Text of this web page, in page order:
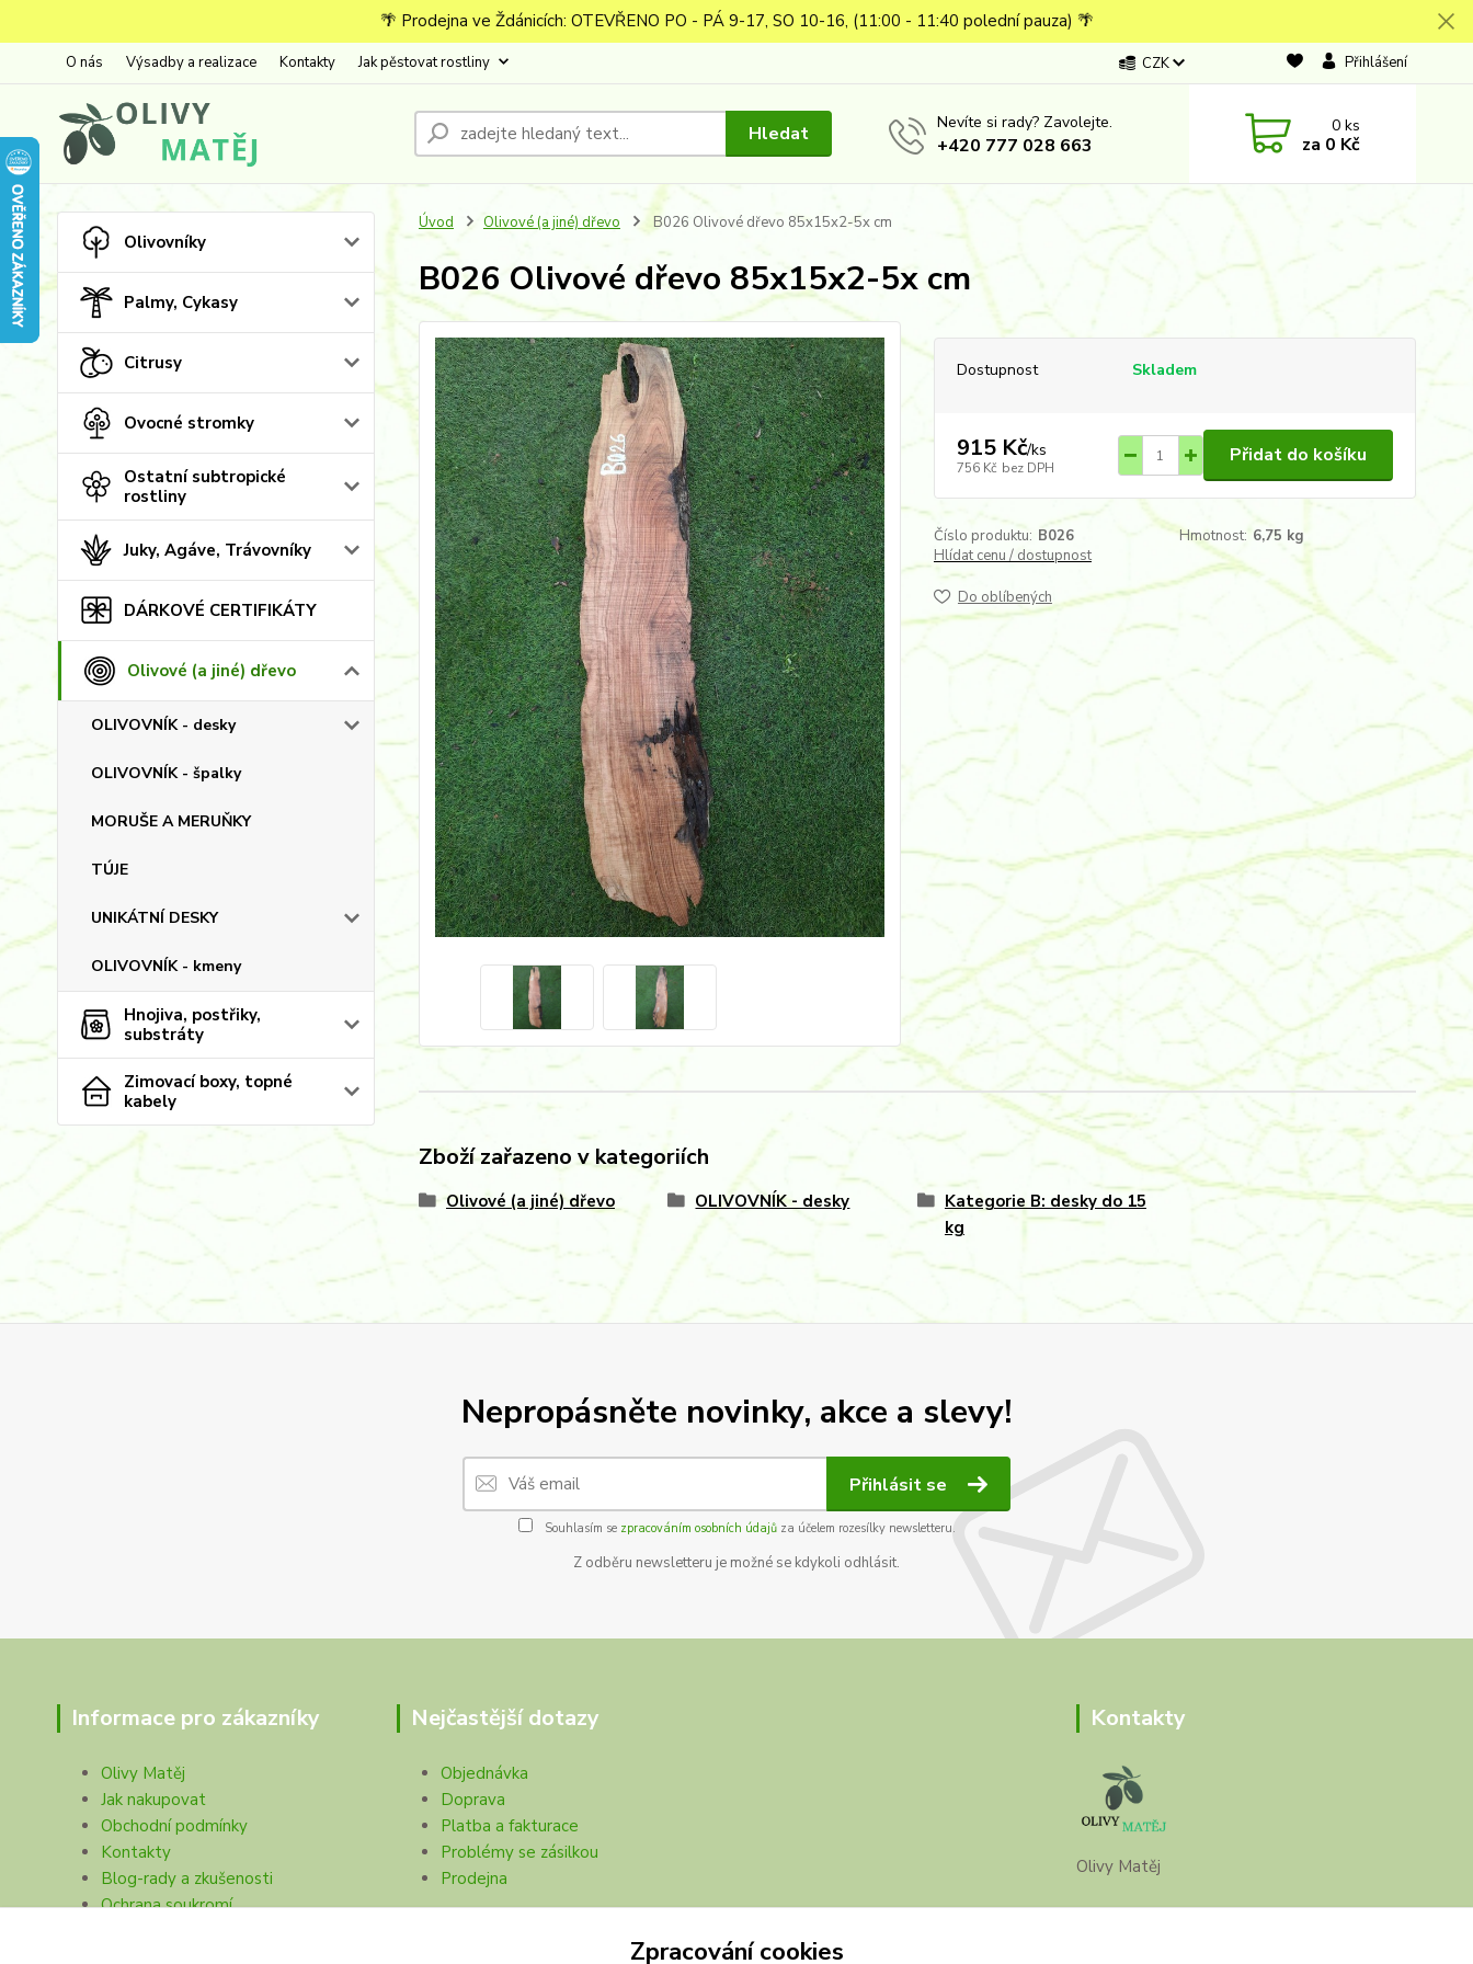
🌴 Prodejna ve Ždánicích: OTEVŘENO PO - PÁ 9-17, SO 10-16, (11:00 - 11:40 polední pauza) 🌴
O nás Výsadby a realizace Kontakty Jak pěstovat rostliny CZK Přihlášení
Hledat Nevíte si rady? Zavolejte.
+420 777 028 663
0ks
za 0 Kč
Olivovníky
Palmy, Cykasy
Citrusy
Ovocné stromky
Ostatní subtropické
rostliny
Juky, Agáve, Trávovníky
DÁRKOVÉ CERTIFIKÁTY
Olivové (a jiné) dřevo
OLIVOVNÍK - desky
OLIVOVNÍK - špalky
MORUŠE A MERUŇKY
TÚJE
UNIKÁTNÍ DESKY
OLIVOVNÍK - kmeny
Hnojiva, postřiky,
substráty
Zimovací boxy, topné
kabely
Úvod Olivové (a jiné) dřevo B026 Olivové dřevo 85x15x2-5x cm
B026 Olivové dřevo 85x15x2-5x cm
Dostupnost Skladem
915 Kč/ks
756 Kč bez DPH
Přidat do košíku
Číslo produktu: B026 Hmotnost: 6,75 kg
Hlídat cenu / dostupnost
Do oblíbených
Zboží zařazeno v kategoriích
Olivové (a jiné) dřevo OLIVOVNÍK - desky
Kategorie B: desky do 15
kg
Nepropásněte novinky, akce a slevy!
Přihlásit se
Souhlasím se zpracováním osobních údajůza účelem rozesílky newsletteru.
Z odběru newsletteru je možné se kdykoli odhlásit.
Informace pro zákazníky
Olivy Matěj
Jak nakupovat
Obchodní podmínky
Kontakty
Blog-rady a zkušenosti
Ochrana soukromí
Nejčastější dotazy
Objednávka
Doprava
Platba a fakturace
Problémy se zásilkou
Prodejna
Kontakty
Olivy Matěj
Zpracování cookies